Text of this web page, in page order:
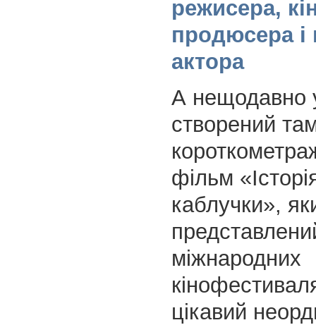
режисера,
продюсера і
актора
А нещодавно
створений
фільм
каблучки»,
міжнародних
цікавий